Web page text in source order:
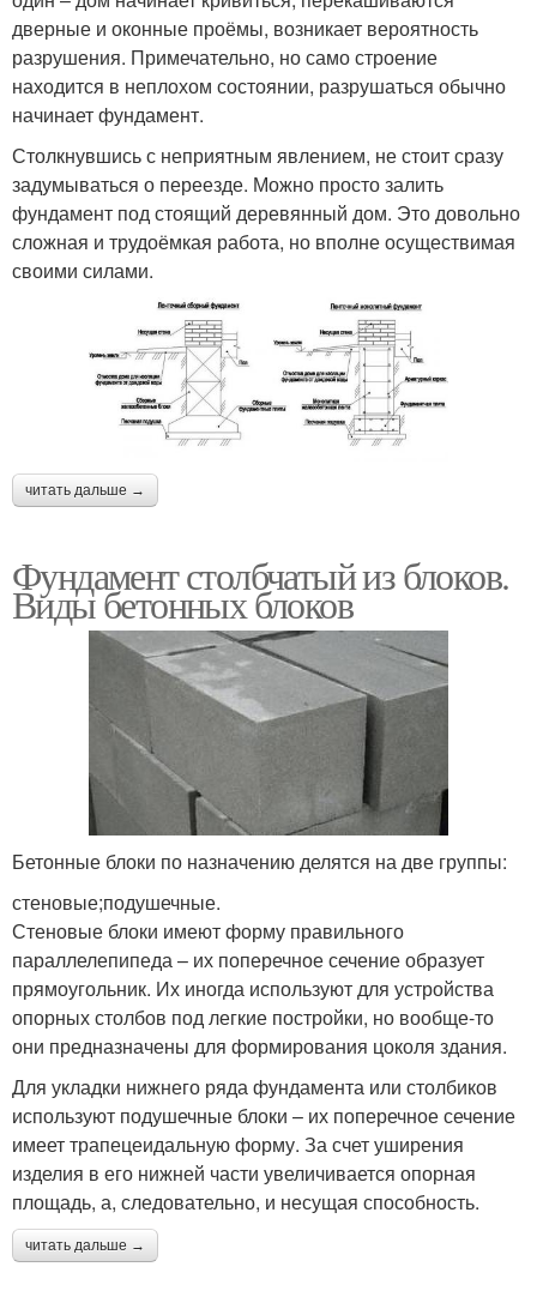
дверные и оконные проёмы, возникает вероятность
разрушения. Примечательно, но само строение
находится в неплохом состоянии, разрушаться обычно
начинает фундамент.
Столкнувшись с неприятным явлением, не стоит сразу
задумываться о переезде. Можно просто залить
фундамент под стоящий деревянный дом. Это довольно
сложная и трудоёмкая работа, но вполне осуществимая
своими силами.
читать дальше →
Фундамент столбчатый из блоков.
Виды бетонных блоков
Бетонные блоки по назначению делятся на две группы:
стеновые;подушечные.
Стеновые блоки имеют форму правильного
параллелепипеда – их поперечное сечение образует
прямоугольник. Их иногда используют для устройства
опорных столбов под легкие постройки, но вообще-то
они предназначены для формирования цоколя здания.
Для укладки нижнего ряда фундамента или столбиков
используют подушечные блоки – их поперечное сечение
имеет трапецеидальную форму. За счет уширения
изделия в его нижней части увеличивается опорная
площадь, а, следовательно, и несущая способность.
читать дальше →